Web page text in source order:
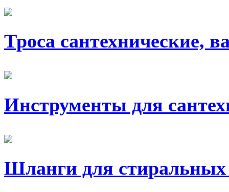
Троса сантехнические,
Инструменты для
Шланги для